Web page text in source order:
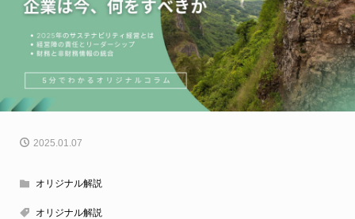
2025.01.07
オリジナル解説
オリジナル解説